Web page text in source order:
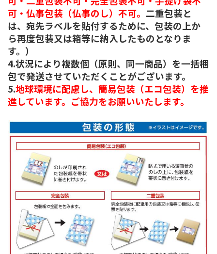
可・仏事包装（仏事のし）不可。 二重包装と
は、宛先ラベルを貼付するために、包装の上か
ら再度包装又は箱等に納入したものとなりま
す。）
4.状況により複数個（原則、同一商品）を一括梱
包で発送させていただくことがございます。
5.地球環境に配慮し、簡易包装（エコ包装）を推
進しています。ご協力をお願いいたします。